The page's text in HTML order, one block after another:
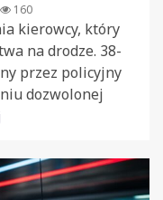
160
kierowcy, który
na drodze. 38-
przez policyjny
dozwolonej